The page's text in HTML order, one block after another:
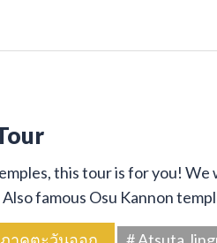
this tour is for you! We
famous Osu Kannon